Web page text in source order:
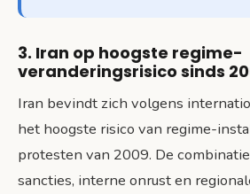
3. Iran op hoogste regime-
veranderingsrisico sinds
Iran bevindt zich volgens
het hoogste risico van regime-
protesten van 2009. De
sancties, interne onrust en